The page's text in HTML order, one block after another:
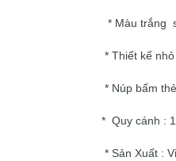
* Màu trắng
* Thiết kế nhỏ
* Núp bấm thẻ
* Quy cánh :
* Sản Xuất :